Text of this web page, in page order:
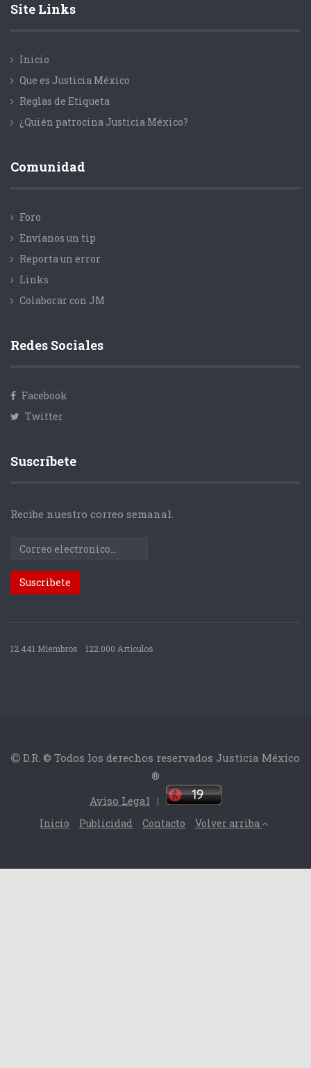
Site Links
Inicio
Que es Justicia México
Reglas de Etiqueta
¿Quién patrocina Justicia México?
Comunidad
Foro
Envíanos un tip
Reporta un error
Links
Colaborar con JM
Redes Sociales
Facebook
Twitter
Suscríbete
Recibe nuestro correo semanal.
12.441 Miembros 122.000 Articulos
D.R. © Todos los derechos reservados Justicia México
®
Aviso Legal |
Inicio Publicidad Contacto Volver arriba